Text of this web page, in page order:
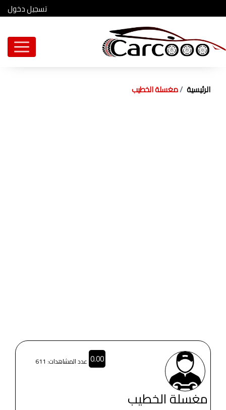
تسجيل دخول
الرئيسية مغسلة الخطيب
مغسلة الخطيب
0.00 عدد المشاهدات: 611